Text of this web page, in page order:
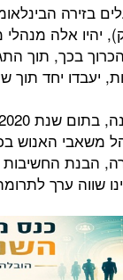
בזירה
יהיו אלה מנהלי
בכך, תוך
יעבדו יחד תוך
משאבי האנוש
הבנת
שווה ערך